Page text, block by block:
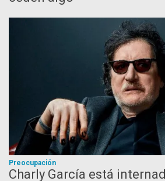
Preocupación
Charly García está